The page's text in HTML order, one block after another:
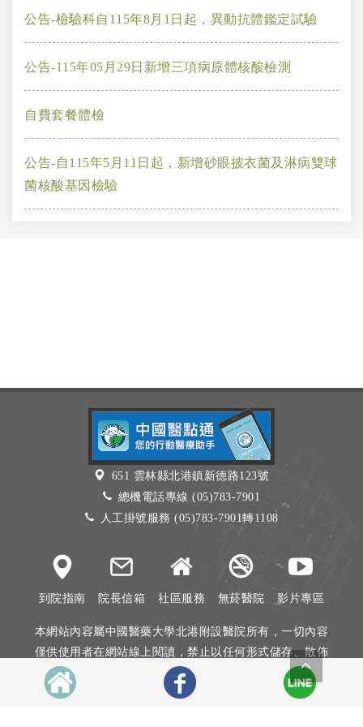
公告-檢驗科自115年8月1日起，異動抗體鑑定試驗
公告-115年05月29日新增三項病原體核酸檢測
自費套餐體檢
公告-自115年5月11日起，新增砂眼披衣菌及淋病雙球
菌核酸基因檢驗
651 雲林縣北港鎮新德路123號
總機電話專線 (05)783-7901
人工掛號服務 (05)783-7901轉1108
到院指南 院長信箱 社區服務 無菸醫院 影片專區
本網站內容屬中國醫藥大學北港附設醫院所有，一切內容
僅供使用者在網站線上閱讀，禁止以任何形式儲存、散佈
或重製部分或全部內容
本網站建議以Internet Explorer 10以上、Firefox或Google